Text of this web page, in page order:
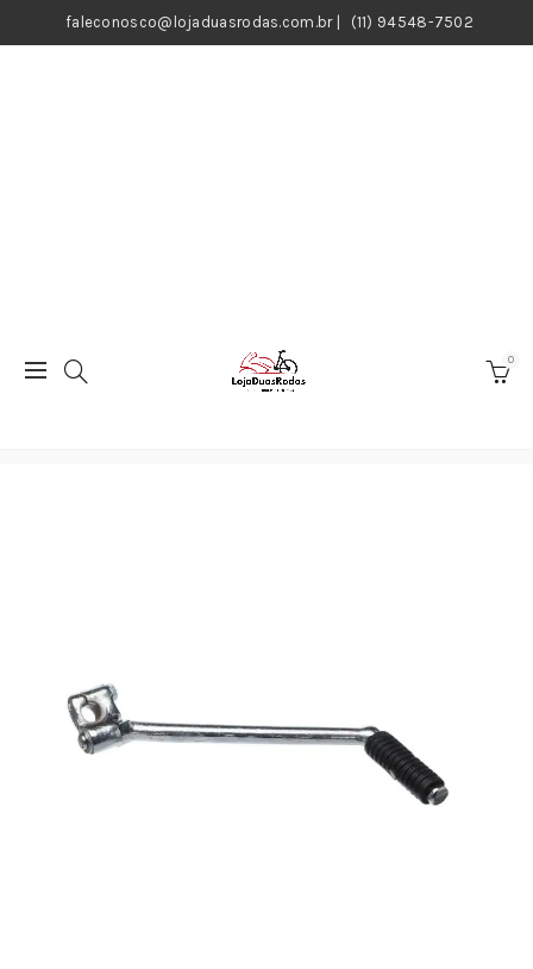
faleconosco@lojaduasrodas.com.br| (11) 94548-7502
0